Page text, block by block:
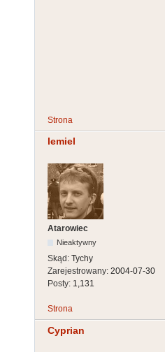
Strona
lemiel
Atarowiec
Nieaktywny
Skąd: Tychy
Zarejestrowany: 2004-07-30
Posty: 1,131
Strona
Cyprian